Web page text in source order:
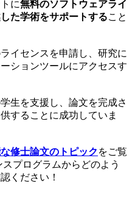
に無料のソフトウェアライ
た学術をサポートすること
イセンスを申請し、研究に
ションツールにアクセスす
生を支援し、論文を完成さ
することに成功していま
修士論文のトピック をご覧
プログラムからどのよう
ください！